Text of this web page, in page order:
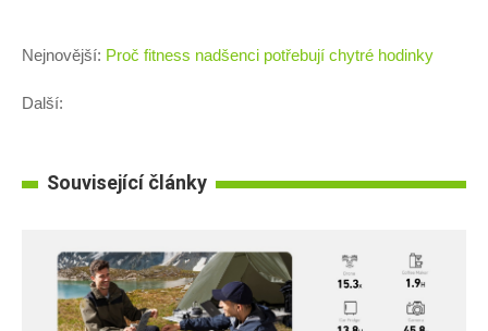
Nejnovější: Proč fitness nadšenci potřebují chytré hodinky
Další:
Související články